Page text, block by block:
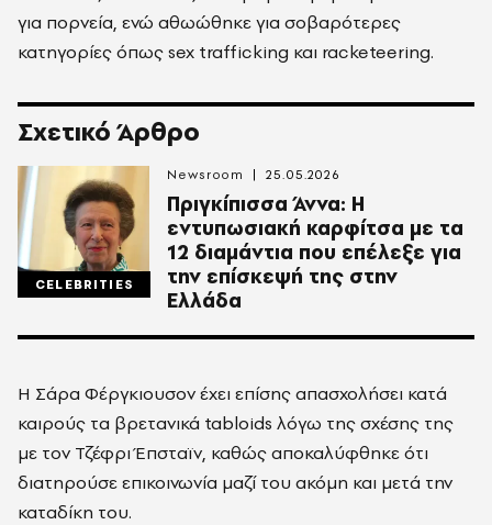
για πορνεία, ενώ αθωώθηκε για σοβαρότερες
κατηγορίες όπως sex trafficking και racketeering.
Σχετικό Άρθρο
CELEBRITIES
Πριγκίπισσα Άννα: Η
εντυπωσιακή καρφίτσα με τα
12 διαμάντια που επέλεξε για
την επίσκεψή της στην
Ελλάδα
Newsroom 25.05.2026
Η Σάρα Φέργκιουσονέχει επίσης απασχολήσει κατά
καιρούς τα βρετανικά tabloids λόγω της σχέσης της
με τον Τζέφρι Έπσταϊν, καθώς αποκαλύφθηκε ότι
διατηρούσε επικοινωνία μαζί του ακόμη και μετά την
καταδίκη του.